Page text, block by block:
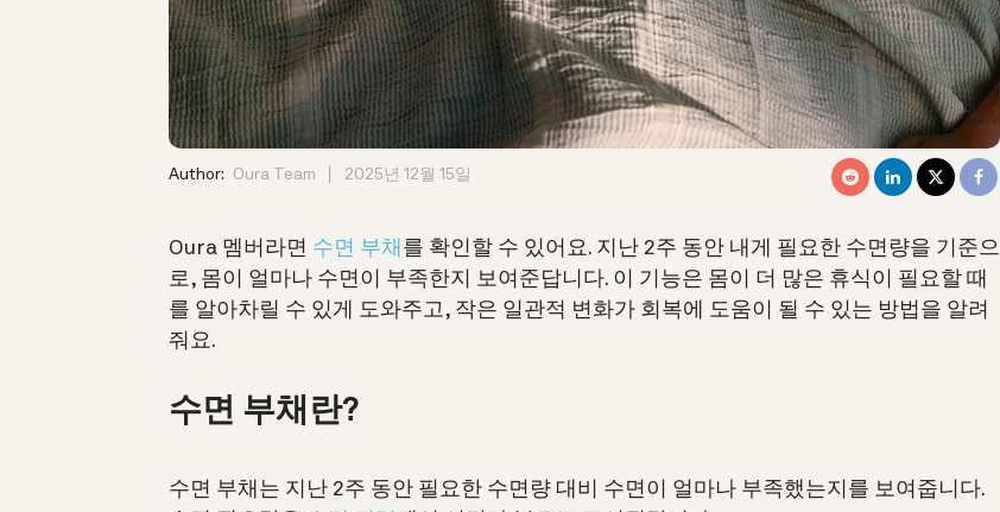
Author: Oura Team 2025년 12월 15일
Oura 멤버라면 수면 부채 를 확인할 수 있어요. 지난 2주 동안 내게 필요한 수면량을 기준으
로, 몸이 얼마나 수면이 부족한지 보여준답니다. 이 기능은 몸이 더 많은 휴식이 필요할 때
를 알아차릴 수 있게 도와주고, 작은 일관적 변화가 회복에 도움이 될 수 있는 방법을 알려
줘요.
수면 부채란?
수면 부채는 지난 2주 동안 필요한 수면량 대비 수면이 얼마나 부족했는지를 보여줍니다.